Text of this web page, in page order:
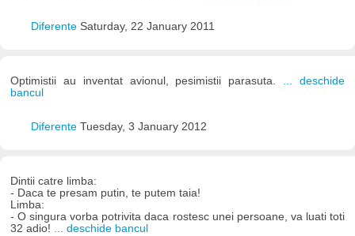
Diferente Saturday, 22 January 2011
Optimistii au inventat avionul, pesimistii parasuta. ... deschide
bancul
Diferente Tuesday, 3 January 2012
Dintii catre limba:
- Daca te presam putin, te putem taia!
Limba:
- O singura vorba potrivita daca rostesc unei persoane, va luati toti
32 adio! ... deschide bancul